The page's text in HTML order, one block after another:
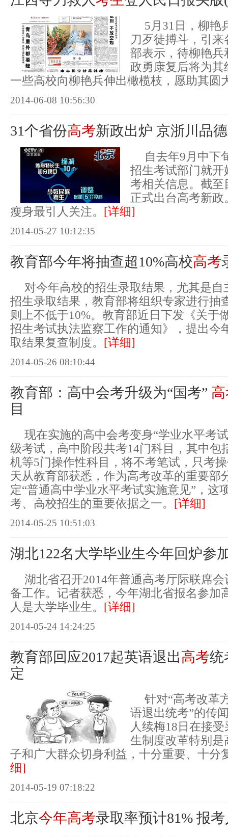
5月31日，柳艳
刀歹徒搏斗，引
部表示，待柳艳
政勇康复后将为
一些高校向柳艳兵伸出橄榄枝，愿助其圆
2014-06-08 10:56:30
31个省份高考新政出炉 京浙川品
自去年9月中下
招生考试部门就开
考相关信息。截至
正式出台高考新
瘦身最引人关注。 [详细]
2014-05-27 10:12:35
教育部今年将抽查超10%高校高考
对今年高校的招生录取结果，尤其是
招生录取结果，教育部将组织专家进行抽
则上不低于10%。教育部近日下发《关于
招生考试执法监察工作的通知》，提出今
取结果复查制度。 [详细]
2014-05-26 08:10:44
教育部：高中会考升级为“国考”
目
现在实施的高中会考变身“学业水平考
级考试，高中阶段共考14门科目，其中包
机等5门操作性科目，将不考笔试，只考
天从教育部获悉，作为高考改革的重要部
定“普通高中学业水平考试实施意见”，这
考、高校招生的重要依据之一。 [详细]
2014-05-25 10:51:03
湖北122名大学毕业生今年回炉参
湖北省召开2014年普通高考厅际联席
备工作。记者获悉，今年湖北省报名参加
人是大学毕业生。 [详细]
2014-05-24 14:24:25
教育部回应2017起英语退出高考统
定
针对“高考改革
语退出统考”的传
人续梅18日在接
生制度改革特别
子和广大群众切身利益，十分重要、十分
细]
2014-05-19 07:18:22
北京今年高考录取率预计81% 报